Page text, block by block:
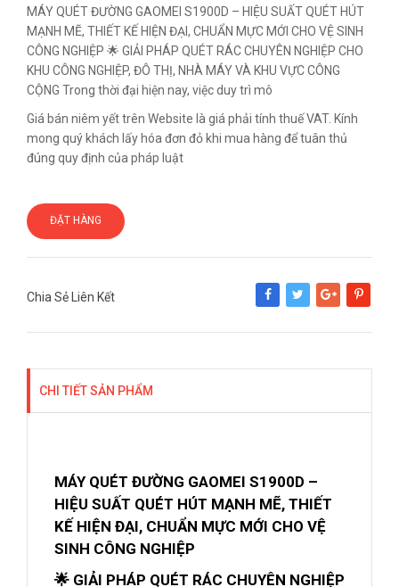
MÁY QUÉT ĐƯỜNG GAOMEI S1900D – HIỆU SUẤT QUÉT HÚT
MẠNH MẼ, THIẾT KẾ HIỆN ĐẠI, CHUẨN MỰC MỚI CHO VỆ SINH
CÔNG NGHIỆP 🌟 GIẢI PHÁP QUÉT RÁC CHUYÊN NGHIỆP CHO
KHU CÔNG NGHIỆP, ĐÔ THỊ, NHÀ MÁY VÀ KHU VỰC CÔNG
CỘNG Trong thời đại hiện nay, việc duy trì mô
Giá bán niêm yết trên Website là giá phải tính thuế VAT. Kính
mong quý khách lấy hóa đơn đỏ khi mua hàng để tuân thủ
đúng quy định của pháp luật
ĐẶT HÀNG
Chia Sẻ Liên Kết
Share Tweet Google+Pinterest
CHI TIẾT SẢN PHẨM
MÁY QUÉT ĐƯỜNG GAOMEI S1900D –
HIỆU SUẤT QUÉT HÚT MẠNH MẼ, THIẾT
KẾ HIỆN ĐẠI, CHUẨN MỰC MỚI CHO VỆ
SINH CÔNG NGHIỆP
🌟 GIẢI PHÁP QUÉT RÁC CHUYÊN NGHIỆP